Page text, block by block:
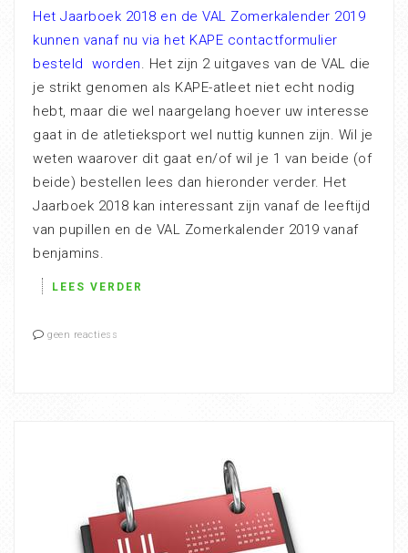
Het Jaarboek 2018 en de VAL Zomerkalender 2019
kunnen vanaf nu via het KAPE contactformulier
besteld worden. Het zijn 2 uitgaves van de VAL die
je strikt genomen als KAPE-atleet niet echt nodig
hebt, maar die wel naargelang hoever uw interesse
gaat in de atletieksport wel nuttig kunnen zijn. Wil je
weten waarover dit gaat en/of wil je 1 van beide (of
beide) bestellen lees dan hieronder verder. Het
Jaarboek 2018 kan interessant zijn vanaf de leeftijd
van pupillen en de VAL Zomerkalender 2019 vanaf
benjamins.
LEES VERDER
geen reactiess